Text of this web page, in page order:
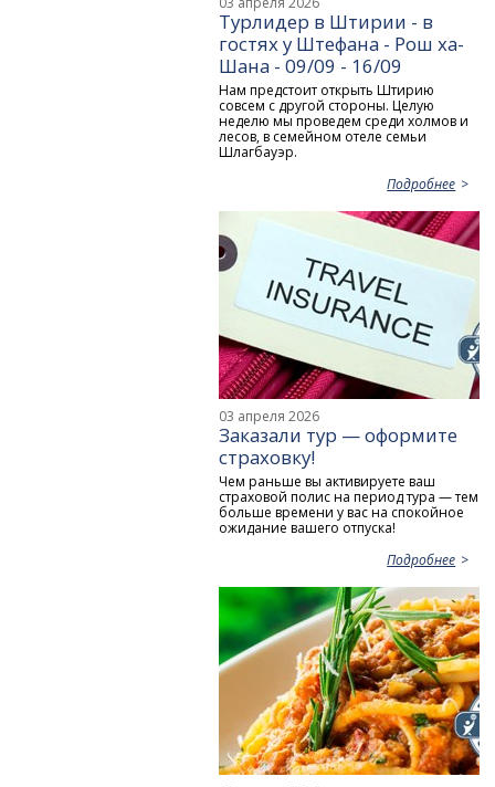
Турлидер в Штирии - в
гостях у Штефана - Рош ха-
Шана - 09/09 - 16/09
Нам предстоит открыть Штирию
совсем с другой стороны. Целую
неделю мы проведем среди холмов и
лесов, в семейном отеле семьи
Шлагбауэр.
Подробнее
03 апреля 2026
Заказали тур — оформите
страховку!
Чем раньше вы активируете ваш
страховой полис на период тура — тем
больше времени у вас на спокойное
ожидание вашего отпуска!
Подробнее